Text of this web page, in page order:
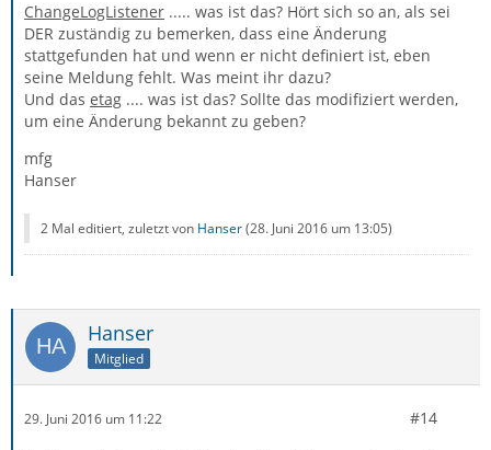
ChangeLogListener ..... was ist das? Hört sich so an, als sei
DER zuständig zu bemerken, dass eine Änderung
stattgefunden hat und wenn er nicht definiert ist, eben
seine Meldung fehlt. Was meint ihr dazu?
Und das etag .... was ist das? Sollte das modifiziert werden,
um eine Änderung bekannt zu geben?
mfg
Hanser
2 Mal editiert, zuletzt von Hanser(28. Juni 2016 um 13:05)
Hanser
Mitglied
29. Juni 2016 um 11:22 #14